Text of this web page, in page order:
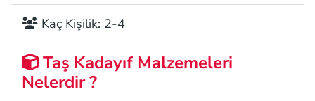
Kaç Kişilik: 2-4
Taş Kadayıf Malzemeleri
Nelerdir ?